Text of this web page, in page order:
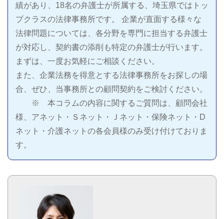
績があり、18名の弁護士が所属する、埼玉県ではトッ
プクラスの法律事務所です。 企業が直面する様々な
法律問題については、各分野を専門に担当する弁護士
が対応し、契約書の添削も特定の弁護士が行います。
まずは、一度お気軽にご相談ください。
また、企業法務を得意とする法律事務所をお探しの場
合、ぜひ、当事務所との顧問契約をご検討ください。
※ 本コラムの内容に関するご質問は、顧問会社
様、アネット・Ｓネット・Ｊネット・保険ネット・D
ネット・介護ネットの各会員様のみ受け付けておりま
す。